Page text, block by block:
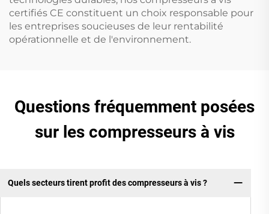
certifiés CE constituent un choix responsable pour
les entreprises soucieuses de leur rentabilité
opérationnelle et de l'environnement.
Questions fréquemment posées
sur les compresseurs à vis
Quels secteurs tirent profit des compresseurs à vis ?